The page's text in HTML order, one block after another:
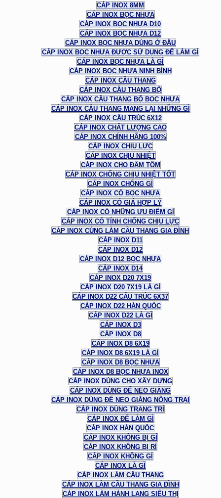
CÁP INOX 8MM
CÁP INOX BỌC NHỰA
CÁP INOX BỌC NHỰA D10
CÁP INOX BỌC NHỰA D12
CÁP INOX BỌC NHỰA DÙNG Ở ĐÂU
CÁP INOX BỌC NHỰA ĐƯỢC SỬ DỤNG ĐỂ LÀM GÌ
CÁP INOX BỌC NHỰA LÀ GÌ
CÁP INOX BỌC NHỰA NINH BÌNH
CÁP INOX CẦU THANG
CÁP INOX CẦU THANG BỘ
CÁP INOX CẦU THANG BỘ BỌC NHỰA
CÁP INOX CẦU THANG MANG LẠI NHỮNG GÌ
CÁP INOX CẤU TRÚC 6X12
CÁP INOX CHẤT LƯỢNG CAO
CÁP INOX CHÍNH HÃNG 100%
CÁP INOX CHỊU LỰC
CÁP INOX CHỊU NHIỆT
CÁP INOX CHO ĐẦM TÔM
CÁP INOX CHỐNG CHỊU NHIỆT TỐT
CÁP INOX CHỐNG GỈ
CÁP INOX CÓ BỌC NHỰA
CÁP INOX CÓ GIÁ HỢP LÝ
CÁP INOX CÓ NHỮNG ƯU ĐIỂM GÌ
CÁP INOX CÓ TÍNH CHỐNG CHỊU LỰC
CÁP INOX CÙNG LÀM CẦU THANG GIA ĐÌNH
CÁP INOX D11
CÁP INOX D12
CÁP INOX D12 BỌC NHỰA
CÁP INOX D14
CÁP INOX D20 7X19
CÁP INOX D20 7X19 LÀ GÌ
CÁP INOX D22 CẤU TRÚC 6X37
CÁP INOX D22 HÀN QUỐC
CÁP INOX D22 LÀ GÌ
CÁP INOX D3
CÁP INOX D8
CÁP INOX D8 6X19
CÁP INOX D8 6X19 LÀ GÌ
CÁP INOX D8 BỌC NHỰA
CÁP INOX D8 BỌC NHỰA INOX
CÁP INOX DÙNG CHO XÂY DỰNG
CÁP INOX DÙNG ĐỂ NEO GIẰNG
CÁP INOX DÙNG ĐỂ NEO GIẰNG NÔNG TRẠI
CÁP INOX DÙNG TRANG TRÍ
CÁP INOX ĐỂ LÀM GÌ
CÁP INOX HÀN QUỐC
CÁP INOX KHÔNG BỊ GỈ
CÁP INOX KHÔNG BỊ RỈ
CÁP INOX KHÔNG GỈ
CÁP INOX LÀ GÌ
CÁP INOX LÀM CẦU THANG
CÁP INOX LÀM CẦU THANG GIA ĐÌNH
CÁP INOX LÀM HÀNH LANG SIÊU THỊ